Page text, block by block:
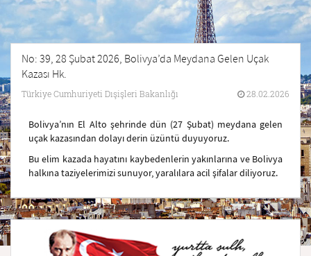
No: 39, 28 Şubat 2026, Bolivya’da Meydana Gelen Uçak
Kazası Hk.
Türkiye Cumhuriyeti Dışişleri Bakanlığı 28.02.2026
Bolivya’nın El Alto şehrinde dün (27 Şubat) meydana gelen
uçak kazasından dolayı derin üzüntü duyuyoruz.
Bu elim kazada hayatını kaybedenlerin yakınlarına ve Bolivya
halkına taziyelerimizi sunuyor, yaralılara acil şifalar diliyoruz.